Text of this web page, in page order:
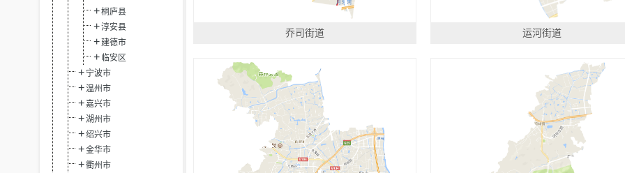
桐庐县
淳安县
建德市
临安区
宁波市
温州市
嘉兴市
湖州市
绍兴市
金华市
衢州市
乔司街道 运河街道